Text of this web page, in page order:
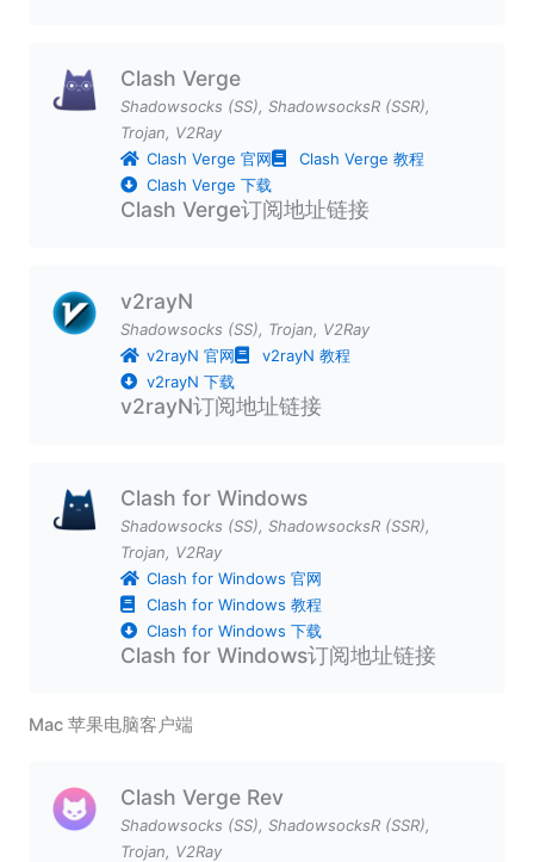
Clash Verge
Shadowsocks (SS), ShadowsocksR (SSR),
Trojan, V2Ray
Clash Verge 官网
Clash Verge 教程
Clash Verge 下载
Clash Verge订阅地址链接
v2rayN
Shadowsocks (SS), Trojan, V2Ray
v2rayN 官网
v2rayN 教程
v2rayN 下载
v2rayN订阅地址链接
Clash for Windows
Shadowsocks (SS), ShadowsocksR (SSR),
Trojan, V2Ray
Clash for Windows 官网
Clash for Windows 教程
Clash for Windows 下载
Clash for Windows订阅地址链接
Mac 苹果电脑客户端
Clash Verge Rev
Shadowsocks (SS), ShadowsocksR (SSR),
Trojan, V2Ray